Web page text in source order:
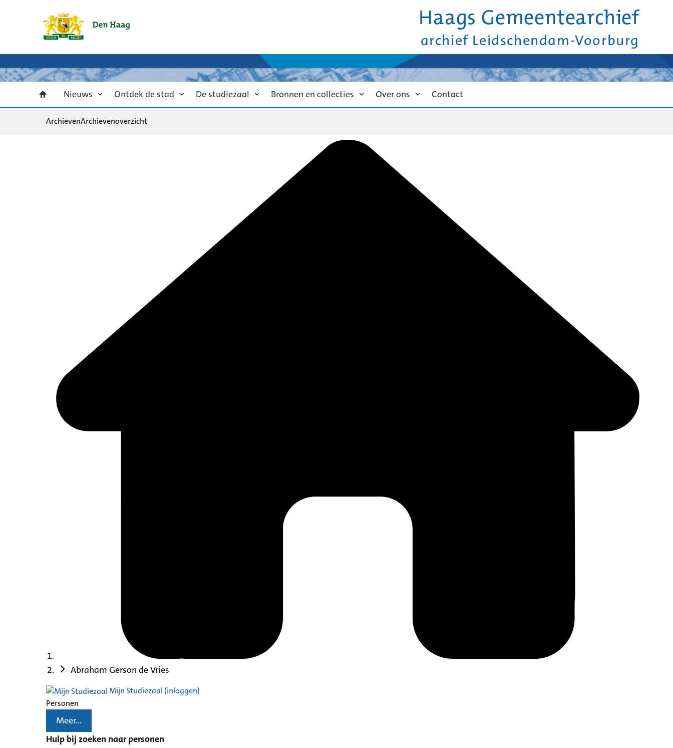
Haags Gemeentearchief
archief Leidschendam-Voorburg
Nieuws Ontdek de stad De studiezaal Bronnen en collecties Over ons Contact
ArchievenArchievenoverzicht
Abraham Gerson de Vries
Mijn Studiezaal (inloggen)
Personen
Meer...
Hulp bij zoeken naar personen